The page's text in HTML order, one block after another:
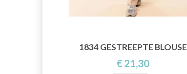
1834 GESTREEPTE BLOUSE
€ 21,30